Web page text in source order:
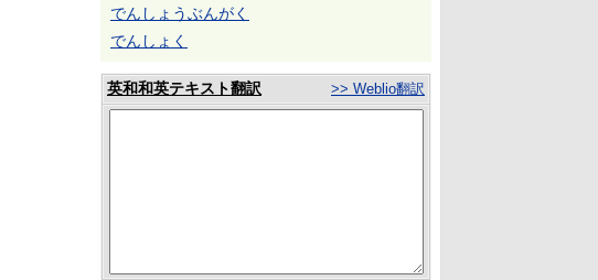
でんしょうぶんがく
でんしょく
英和和英テキスト翻訳 >> Weblio翻訳